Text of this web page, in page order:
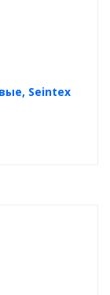
Seintex